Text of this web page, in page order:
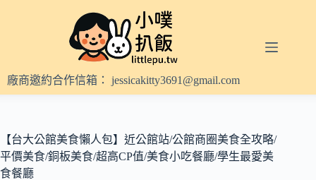
內
容
廠商邀約合作信箱： jessicakitty3691@gmail.com
【台大公館美食懶人包】近公館站/公館商圈美食全攻略/
平價美食/銅板美食/超高CP值/美食小吃餐廳/學生最愛美
食餐廳